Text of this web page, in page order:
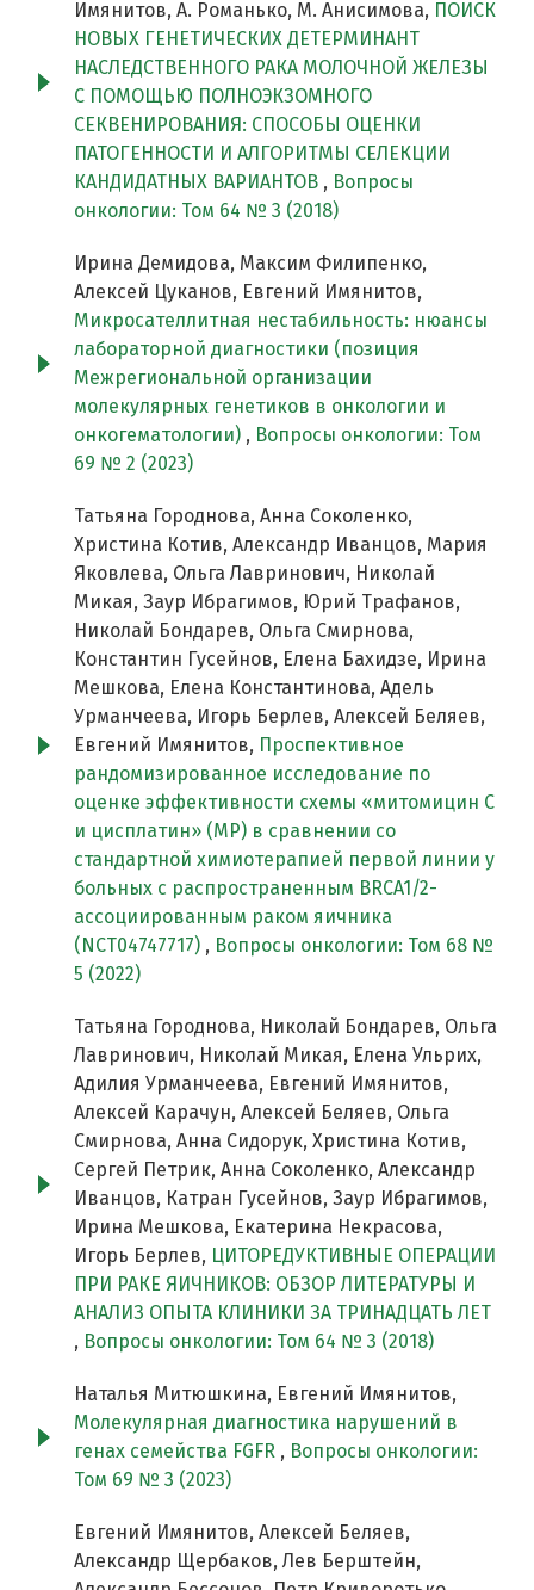
Имянитов, А. Романько, М. Анисимова, ПОИСК
НОВЫХ ГЕНЕТИЧЕСКИХ ДЕТЕРМИНАНТ
НАСЛЕДСТВЕННОГО РАКА МОЛОЧНОЙ ЖЕЛЕЗЫ
С ПОМОЩЬЮ ПОЛНОЭКЗОМНОГО
СЕКВЕНИРОВАНИЯ: СПОСОБЫ ОЦЕНКИ
ПАТОГЕННОСТИ И АЛГОРИТМЫ СЕЛЕКЦИИ
КАНДИДАТНЫХ ВАРИАНТОВ , Вопросы
онкологии: Том 64 № 3 (2018)
Ирина Демидова, Максим Филипенко,
Алексей Цуканов, Евгений Имянитов,
Микросателлитная нестабильность: нюансы
лабораторной диагностики (позиция
Межрегиональной организации
молекулярных генетиков в онкологии и
онкогематологии) , Вопросы онкологии: Том
69 № 2 (2023)
Татьяна Городнова, Анна Соколенко,
Христина Котив, Александр Иванцов, Мария
Яковлева, Ольга Лавринович, Николай
Микая, Заур Ибрагимов, Юрий Трафанов,
Николай Бондарев, Ольга Смирнова,
Константин Гусейнов, Елена Бахидзе, Ирина
Мешкова, Елена Константинова, Адель
Урманчеева, Игорь Берлев, Алексей Беляев,
Евгений Имянитов, Проспективное
рандомизированное исследование по
оценке эффективности схемы «митомицин С
и цисплатин» (MP) в сравнении со
стандартной химиотерапией первой линии у
больных c распространенным BRCA1/2-
ассоциированным раком яичника
(NCT04747717) , Вопросы онкологии: Том 68 №
5 (2022)
Татьяна Городнова, Николай Бондарев, Ольга
Лавринович, Николай Микая, Елена Ульрих,
Адилия Урманчеева, Евгений Имянитов,
Алексей Карачун, Алексей Беляев, Ольга
Смирнова, Анна Сидорук, Христина Котив,
Сергей Петрик, Анна Соколенко, Александр
Иванцов, Катран Гусейнов, Заур Ибрагимов,
Ирина Мешкова, Екатерина Некрасова,
Игорь Берлев, ЦИТОРЕДУКТИВНЫЕ ОПЕРАЦИИ
ПРИ РАКЕ ЯИЧНИКОВ: ОБЗОР ЛИТЕРАТУРЫ И
АНАЛИЗ ОПЫТА КЛИНИКИ ЗА ТРИНАДЦАТЬ ЛЕТ
, Вопросы онкологии: Том 64 № 3 (2018)
Наталья Митюшкина, Евгений Имянитов,
Молекулярная диагностика нарушений в
генах семейства FGFR , Вопросы онкологии:
Том 69 № 3 (2023)
Евгений Имянитов, Алексей Беляев,
Александр Щербаков, Лев Берштейн,